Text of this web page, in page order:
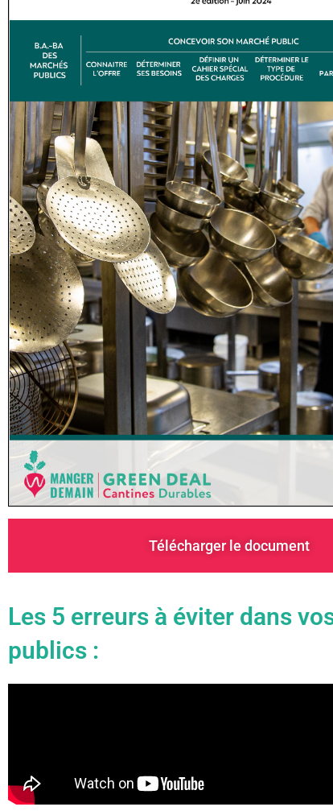
Télécharger le document
Les 5 erreurs à éviter dans
publics :